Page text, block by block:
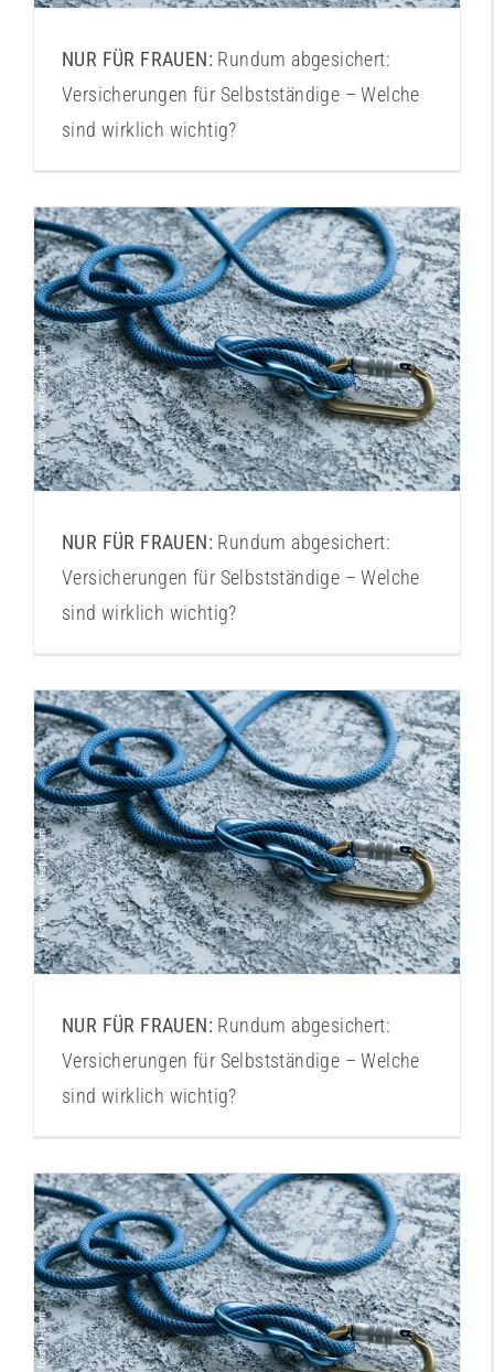
NUR FÜR FRAUEN: Rundum abgesichert:
Versicherungen für Selbstständige – Welche
sind wirklich wichtig?
Versicherungen für Selbstständige
NUR FÜR FRAUEN: Rundum abgesichert:
Versicherungen für Selbstständige – Welche
sind wirklich wichtig?
Versicherungen für Selbstständige
NUR FÜR FRAUEN: Rundum abgesichert:
Versicherungen für Selbstständige – Welche
sind wirklich wichtig?
Versicherungen für Selbstständige